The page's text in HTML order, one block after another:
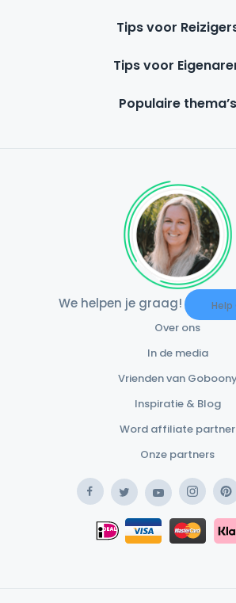
Tips voor
Tips voor
Populaire thema’s
We helpen je graag!
Over ons
In de media
Vrienden van
Inspiratie & Blog
Word affiliate partner
Onze partners
FacebookTwitterYouTube
iDEAL
Safe